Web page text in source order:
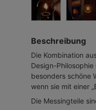
Beschreibung
Die Kombination
Design-
besonders schöne
wenn sie mit einer
Die Messingteile